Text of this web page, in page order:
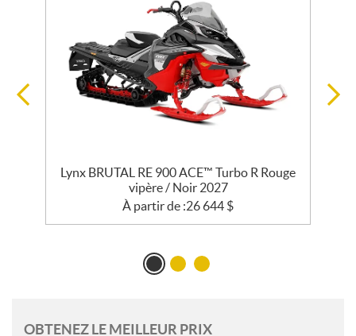
Lynx BRUTAL RE 900 ACE™ Turbo R Rouge
vipère / Noir 2027
À partir de :26 644 $
OBTENEZ LE MEILLEUR PRIX